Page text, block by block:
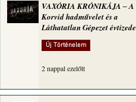
VAXÓRIA KRÓNIKÁJA ‒ A
Korvid hadművelet és a
Láthatatlan Gépezet évtizede
Új Történelem
2 nappal ezelőtt